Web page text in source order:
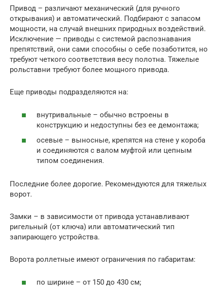
Привод – различают механический (для ручного
открывания) и автоматический. Подбирают с запасом
мощности, на случай внешних природных воздействий.
Исключение — приводы с системой распознавания
препятствий, они сами способны о себе позаботится, но
требуют четкого соответствия весу полотна. Тяжелые
рольставни требуют более мощного привода.
Еще приводы подразделяются на:
внутривальные – обычно встроены в
конструкцию и недоступны без ее демонтажа;
осевые – выносные, крепятся на стене у короба
и соединяются с валом муфтой или цепным
типом соединения.
Последние более дорогие. Рекомендуются для тяжелых
ворот.
Замки – в зависимости от привода устанавливают
ригельный (от ключа) или автоматический тип
запирающего устройства.
Ворота роллетные имеют ограничения по габаритам:
по ширине – от 150 до 430 см;